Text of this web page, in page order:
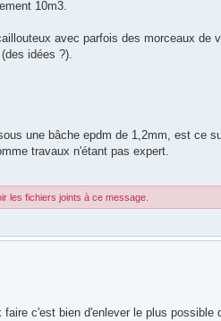
10m3.
avec parfois des morceaux de
idées ?).
une bâche epdm de 1,2mm, est ce
travaux n'étant pas expert.
les fichiers joints à ce message.
c'est bien d'enlever le plus